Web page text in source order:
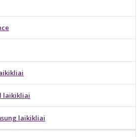
laikikliai
laikikliai